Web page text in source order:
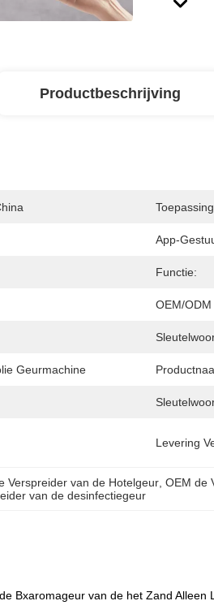
Productbeschrijving
App-
Functie:
OEM/
Geurmachine
Levering
Verspreider van de Hotelgeur , OEM de
van de desinfectiegeur
Bxaromageur van de het Zand